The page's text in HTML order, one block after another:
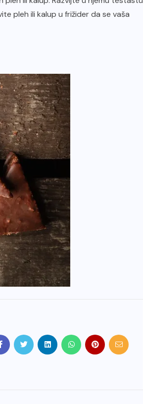
pleh ili kalup u frižider da se vaša